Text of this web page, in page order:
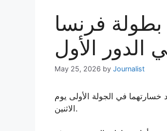
فرنسا
الدور الأول
May 25, 2026 by Journalist
في الجولة الأولى يوم
الاثنين.